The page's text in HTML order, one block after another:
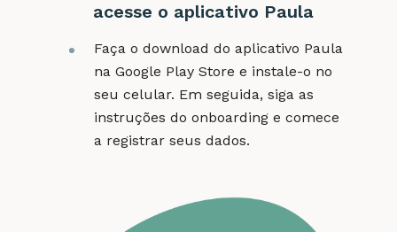
acesse o aplicativo Paula
Faça o download do aplicativo Paula
na Google Play Store e instale-o no
seu celular. Em seguida, siga as
instruções do onboarding e comece
a registrar seus dados.